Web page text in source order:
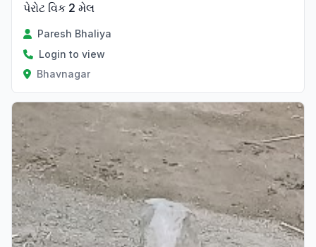
પેરોટ વિક 2 મેલ
Paresh Bhaliya
Login to view
Bhavnagar